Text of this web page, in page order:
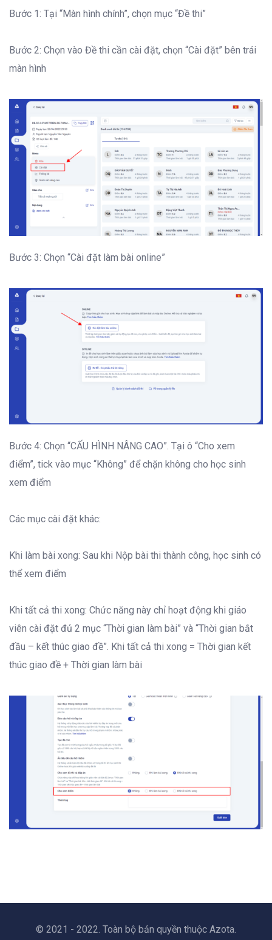
Bước 1: Tại “Màn hình chính”, chọn mục “Đề thi”
Bước 2: Chọn vào Đề thi cần cài đặt, chọn “Cài đặt” bên trái
màn hình
Bước 3: Chọn “Cài đặt làm bài online”
Bước 4: Chọn “CẤU HÌNH NÂNG CAO”. Tại ô “Cho xem
điểm”, tick vào mục “Không” để chặn không cho học sinh
xem điểm
Các mục cài đặt khác:
Khi làm bài xong: Sau khi Nộp bài thi thành công, học sinh có
thể xem điểm
Khi tất cả thi xong: Chức năng này chỉ hoạt động khi giáo
viên cài đặt đủ 2 mục “Thời gian làm bài” và “Thời gian bắt
đầu – kết thúc giao đề”. Khi tất cả thi xong = Thời gian kết
thúc giao đề + Thời gian làm bài
© 2021 - 2022. Toàn bộ bản quyền thuộc Azota.